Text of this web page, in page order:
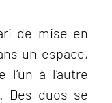
de mise en
un espace,
à l’autre
Des duos se